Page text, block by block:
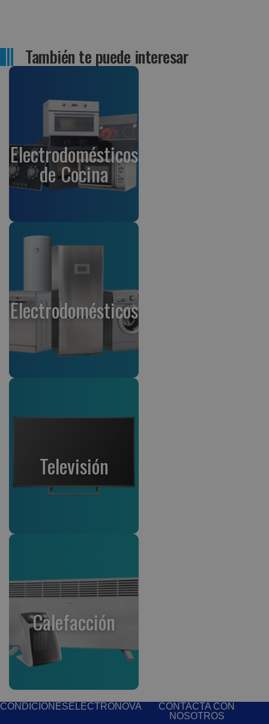
También te puede interesar
Electrodomésticos
de Cocina
Electrodomésticos
Televisión
Calefacción
CONDICIONESELECTRONOVA
CONTACTA CON
NOSOTROS